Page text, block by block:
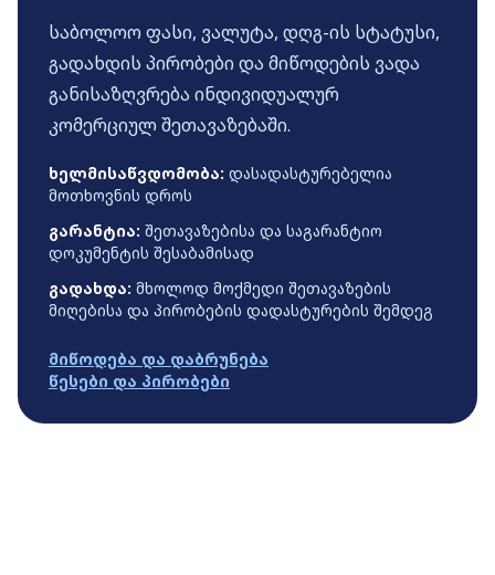
საბოლოო ფასი, ვალუტა, დღგ-ის სტატუსი,
გადახდის პირობები და მიწოდების ვადა
განისაზღვრება ინდივიდუალურ
კომერციულ შეთავაზებაში.
ხელმისაწვდომობა: დასადასტურებელია
მოთხოვნის დროს
გარანტია: შეთავაზებისა და საგარანტიო
დოკუმენტის შესაბამისად
გადახდა: მხოლოდ მოქმედი შეთავაზების
მიღებისა და პირობების დადასტურების შემდეგ
მიწოდება და დაბრუნება
წესები და პირობები